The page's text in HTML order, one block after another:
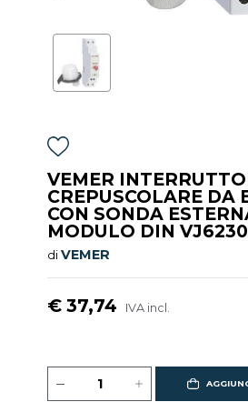
VEMER
CREPUSCOLARE DA
CON SONDA
MODULO DIN
diVEMER
€ 37,74 IVA incl.